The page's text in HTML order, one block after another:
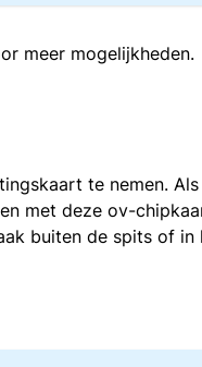
meer mogelijkheden.
te nemen.
met deze ov-
buiten de spits of